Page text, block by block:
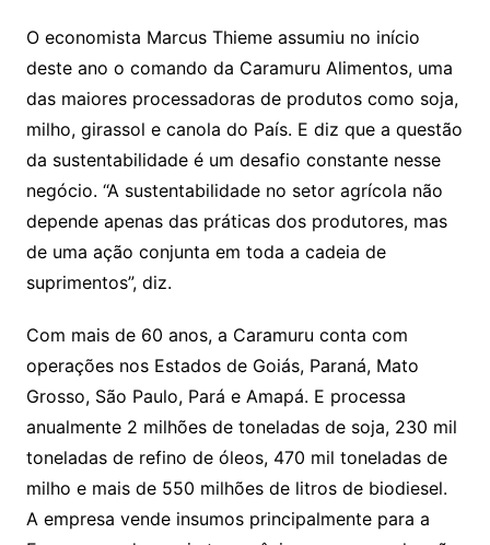
O economista Marcus Thieme assumiu no início
deste ano o comando da Caramuru Alimentos, uma
das maiores processadoras de produtos como soja,
milho, girassol e canola do País. E diz que a questão
da sustentabilidade é um desafio constante nesse
negócio. “A sustentabilidade no setor agrícola não
depende apenas das práticas dos produtores, mas
de uma ação conjunta em toda a cadeia de
suprimentos”, diz.
Com mais de 60 anos, a Caramuru conta com
operações nos Estados de Goiás, Paraná, Mato
Grosso, São Paulo, Pará e Amapá. E processa
anualmente 2 milhões de toneladas de soja, 230 mil
toneladas de refino de óleos, 470 mil toneladas de
milho e mais de 550 milhões de litros de biodiesel.
A empresa vende insumos principalmente para a